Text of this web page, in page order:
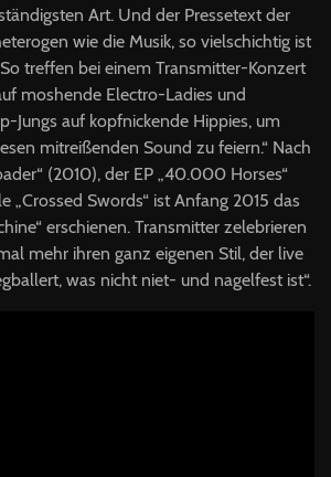
Art. Und der Pressetext der
wie die Musik, so vielschichtig ist
treffen bei einem Transmitter-Konzert
moshende Electro-Ladies und
Jungs auf kopfnickende Hippies, um
mitreißenden Sound zu feiern.“ Nach
(2010), der EP „40.000 Horses“
„Crossed Swords“ ist Anfang 2015 das
erschienen. Transmitter zelebrieren
mehr ihren ganz eigenen Stil, der live
was nicht niet- und nagelfest ist“.